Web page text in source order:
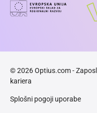
© 2026 Optius.com -
kariera
Splošni pogoji uporabe